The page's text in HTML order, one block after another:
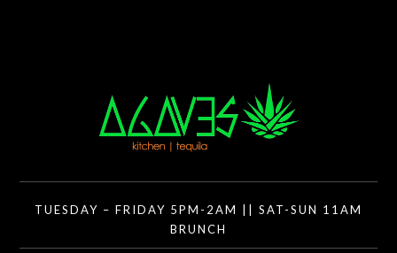
TUESDAY – FRIDAY 5PM-2AM || SAT-SUN 11AM
BRUNCH